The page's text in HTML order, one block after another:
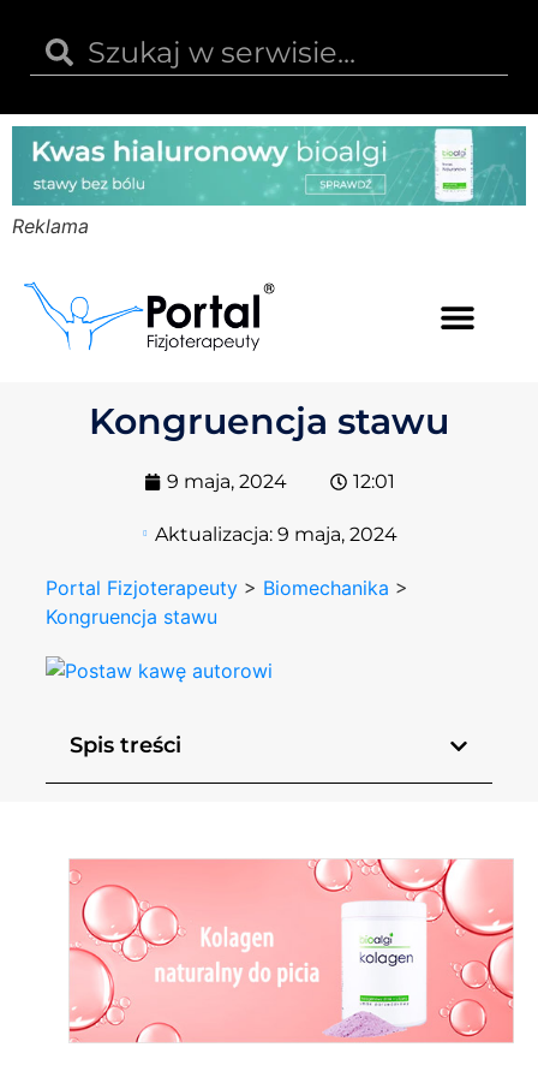
Reklama
Kongruencja stawu
9 maja, 2024 12:01
Aktualizacja: 9 maja, 2024
Portal Fizjoterapeuty > Biomechanika >
Kongruencja stawu
Spis treści